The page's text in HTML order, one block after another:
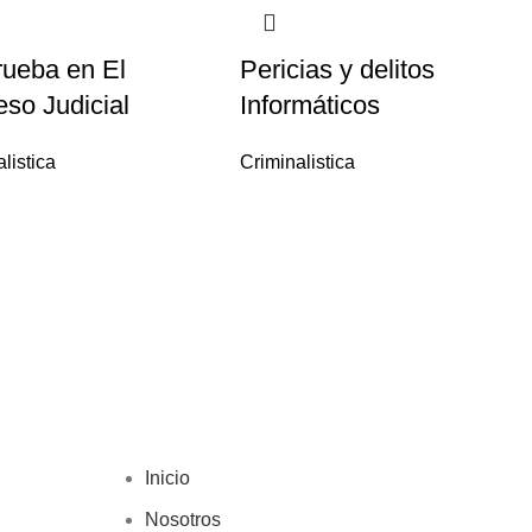
en El
Judicial
Pericias y delitos
Informáticos
Criminalistica
Inicio
Nosotros